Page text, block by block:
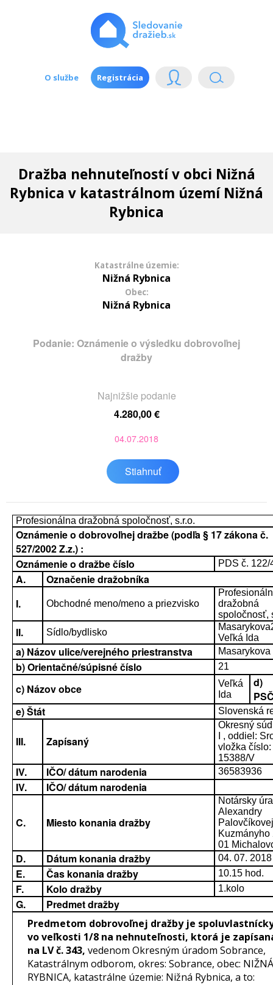
O službe Registrácia
Dražba nehnuteľností v obci Nižná
Rybnica v katastrálnom území Nižná
Rybnica
Katastrálne územie:
Nižná Rybnica
Obec:
Nižná Rybnica
Podanie: Oznámenie o výsledku dobrovoľnej
dražby
Najnižšie podanie
4.280,00 €
04.07.2018
Stiahnuť
Profesionálna dražobná spoločnosť, s.r.o.
Oznámenie o dobrovoľnej dražbe (podľa § 17 zákona č.
527/2002 Z.z.) :
Oznámenie o dražbe číslo
PDS č. 122/
A.
Označenie dražobníka
I.
Obchodné meno/meno a priezvisko
dražobná
spoločnosť,
II. Sídlo/bydlisko
Veľká Ida
a) Názov ulice/verejného priestranstva Masarykova
b) Orientačné/súpisné číslo 21
c) Názov obce
Veľká
Ida
d)
e) Štát
Slovenská
III. Zapísaný
Okresný
I , oddiel:
vložka číslo:
15388/V
IV. IČO/ dátum narodenia 36583936
IV. IČO/ dátum narodenia
C. Miesto konania dražby
Notársky
Alexandry
Kuzmányho
01
D. Dátum konania dražby 04. 07. 2018
E. Čas konania dražby 10.15 hod.
F. Kolo dražby 1.kolo
G. Predmet dražby
Predmetom dobrovoľnej dražby je
vo veľkosti 1/8 na nehnuteľnosti, ktorá je
na LV č. 343, vedenom Okresným úradom Sobrance,
Katastrálnym odborom, okres: Sobrance, obec: NIŽNÁ
RYBNICA, katastrálne územie: Nižná Rybnica, a to: